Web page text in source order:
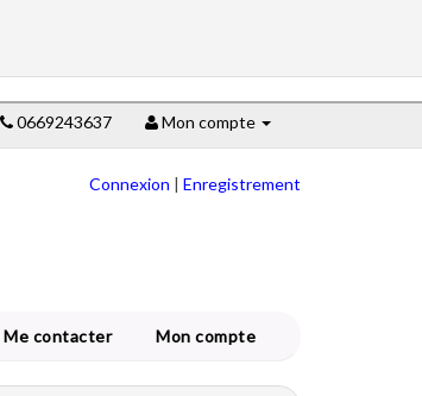
0669243637 Mon compte
Connexion | Enregistrement
Me contacter Mon compte